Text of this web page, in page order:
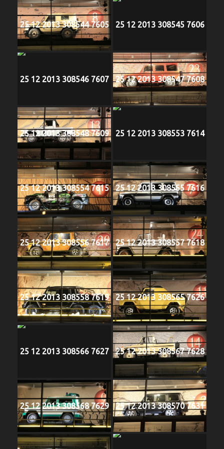
25 12 2013 308544 7605 25 12 2013 308545 7606
25 12 2013 308546 7607 25 12 2013 308547 7608
25 12 2013 308548 7609 25 12 2013 308553 7614
25 12 2013 308554 7615 25 12 2013 308555 7616
25 12 2013 308556 7617 25 12 2013 308557 7618
25 12 2013 308558 7619 25 12 2013 308565 7626
25 12 2013 308566 7627 25 12 2013 308567 7628
25 12 2013 308568 7629 25 12 2013 308570 7631